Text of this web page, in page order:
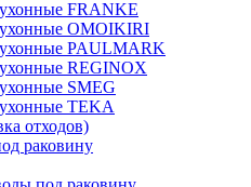
FRANKE
OMOIKIRI
PAULMARK
REGINOX
SMEG
TEKA
отходов)
раковину